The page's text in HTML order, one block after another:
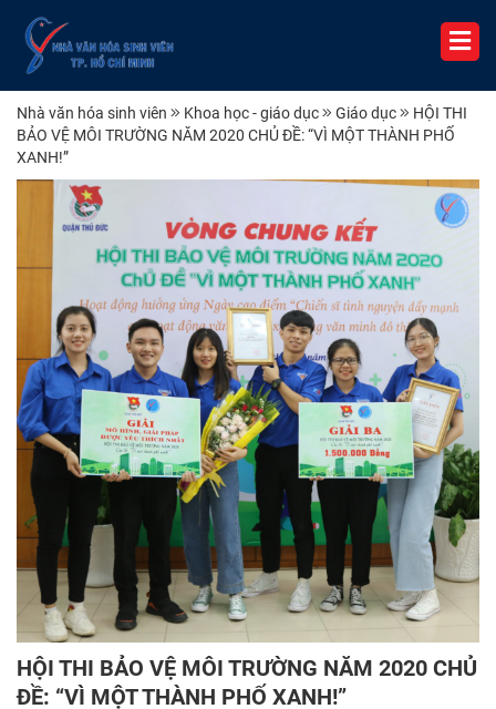
Nhà văn hóa sinh viên Khoa học - giáo dục Giáo dục
HỘI THI
BẢO VỆ MÔI TRƯỜNG NĂM 2020 CHỦ ĐỀ: “VÌ MỘT THÀNH PHỐ
XANH!”
HỘI THI BẢO VỆ MÔI TRƯỜNG NĂM 2020 CHỦ
ĐỀ: “VÌ MỘT THÀNH PHỐ XANH!”